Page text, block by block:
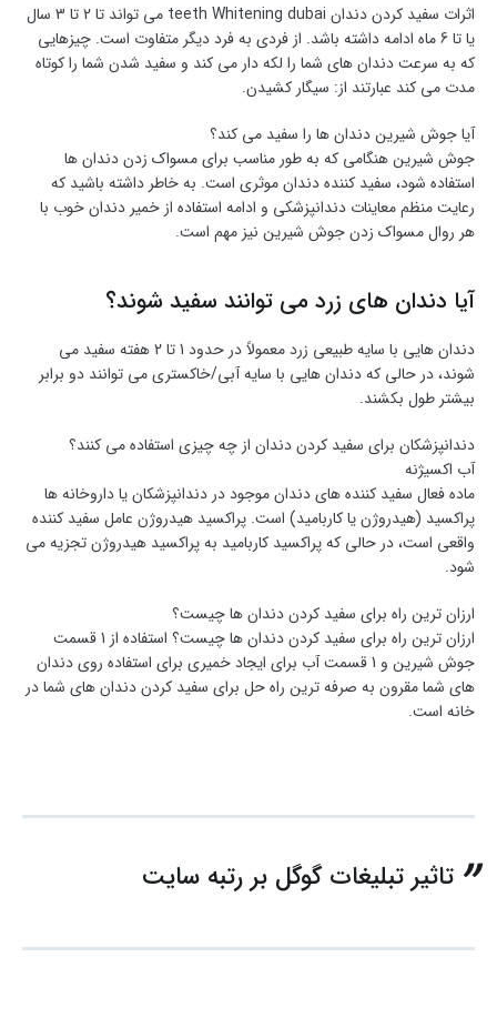
اثرات سفید کردن دندان teeth Whitening dubai می تواند تا 2 تا 3 سال
یا تا 6 ماه ادامه داشته باشد. از فردی به فرد دیگر متفاوت است. چیزهایی
که به سرعت دندان های شما را لکه دار می کند و سفید شدن شما را کوتاه
مدت می کند عبارتند از: سیگار کشیدن.
آیا جوش شیرین دندان ها را سفید می کند؟
جوش شیرین هنگامی که به طور مناسب برای مسواک زدن دندان ها
استفاده شود، سفید کننده دندان موثری است. به خاطر داشته باشید که
رعایت منظم معاینات دندانپزشکی و ادامه استفاده از خمیر دندان خوب با
هر روال مسواک زدن جوش شیرین نیز مهم است.
آیا دندان های زرد می توانند سفید شوند؟
دندان هایی با سایه طبیعی زرد معمولاً در حدود 1 تا 2 هفته سفید می
شوند، در حالی که دندان هایی با سایه آبی/خاکستری می توانند دو برابر
بیشتر طول بکشند.
دندانپزشکان برای سفید کردن دندان از چه چیزی استفاده می کنند؟
آب اکسیژنه
ماده فعال سفید کننده های دندان موجود در دندانپزشکان یا داروخانه ها
پراکسید (هیدروژن یا کاربامید) است. پراکسید هیدروژن عامل سفید کننده
واقعی است، در حالی که پراکسید کاربامید به پراکسید هیدروژن تجزیه می
شود.
ارزان ترین راه برای سفید کردن دندان ها چیست؟
ارزان ترین راه برای سفید کردن دندان ها چیست؟ استفاده از 1 قسمت
جوش شیرین و 1 قسمت آب برای ایجاد خمیری برای استفاده روی دندان
های شما مقرون به صرفه ترین راه حل برای سفید کردن دندان های شما در
خانه است.
تاثیر تبلیغات گوگل بر رتبه سایت